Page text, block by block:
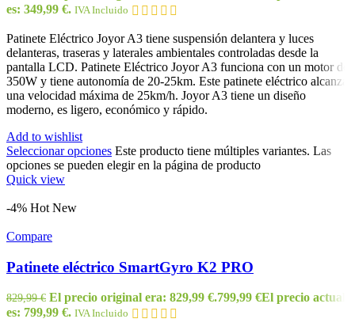
es: 349,99 €. IVA Incluido
Patinete Eléctrico Joyor A3 tiene suspensión delantera y luces
delanteras, traseras y laterales ambientales controladas desde la
pantalla LCD. Patinete Eléctrico Joyor A3 funciona con un motor de
350W y tiene autonomía de 20-25km. Este patinete eléctrico alcanza
una velocidad máxima de 25km/h. Joyor A3 tiene un diseño
moderno, es ligero, económico y rápido.
Add to wishlist
Seleccionar opciones Este producto tiene múltiples variantes. Las
opciones se pueden elegir en la página de producto
Quick view
-4% Hot New
Compare
Patinete eléctrico SmartGyro K2 PRO
829,99€ El precio original era: 829,99 €.799,99 €El precio actual
es: 799,99 €. IVA Incluido